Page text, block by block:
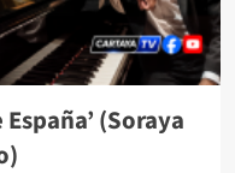
(Soraya